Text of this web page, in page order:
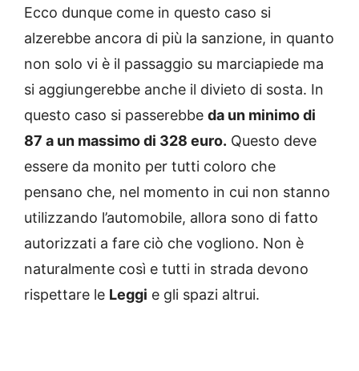
Ecco dunque come in questo caso si
alzerebbe ancora di più la sanzione, in quanto
non solo vi è il passaggio su marciapiede ma
si aggiungerebbe anche il divieto di sosta. In
questo caso si passerebbe da un minimo di
87 a un massimo di 328 euro. Questo deve
essere da monito per tutti coloro che
pensano che, nel momento in cui non stanno
utilizzando l’automobile, allora sono di fatto
autorizzati a fare ciò che vogliono. Non è
naturalmente così e tutti in strada devono
rispettare le Leggi e gli spazi altrui.